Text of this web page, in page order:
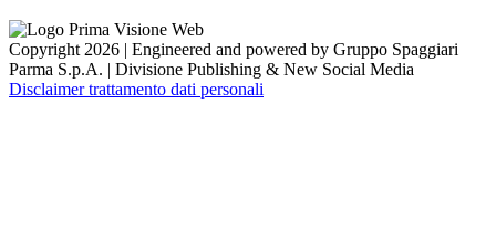
Copyright 2026 | Engineered and powered by Gruppo Spaggiari
Parma S.p.A. | Divisione Publishing & New Social Media
Disclaimer trattamento dati personali